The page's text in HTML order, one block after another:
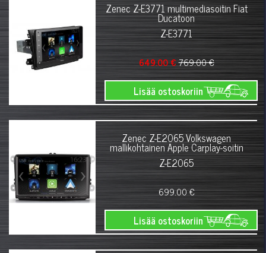
Zenec Z-E3771 multimediasoitin Fiat
Ducatoon
Z-E3771
649.00 €769.00 €
Lisää ostoskoriin
Zenec Z-E2065 Volkswagen
mallikohtainen Apple Carplay-soitin
Z-E2065
699.00 €
Lisää ostoskoriin